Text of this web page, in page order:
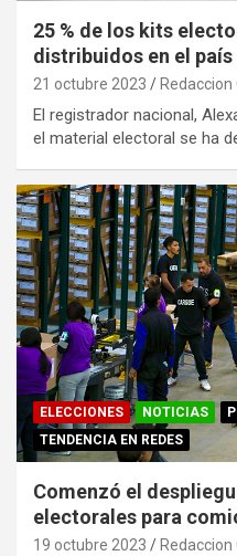
25 % de los kits
distribuidos en el país
21 octubre 2023 Redaccion
El registrador nacional,
el material electoral se ha
ELECCIONES NOTICIAS
TENDENCIA EN REDES
Comenzó el
electorales para
19 octubre 2023 Redaccion